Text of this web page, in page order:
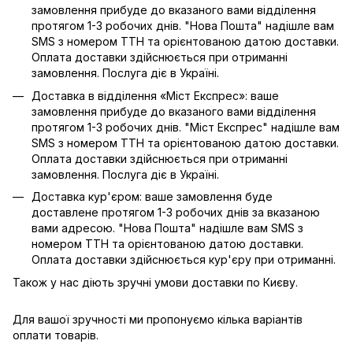
замовлення прибуде до вказаного вами відділення
протягом 1-3 робочих днів. "Нова Пошта" надішле вам
SMS з номером ТТН та орієнтованою датою доставки.
Оплата доставки здійснюється при отриманні
замовлення. Послуга діє в Україні.
Доставка в відділення «Міст Експрес»: ваше
замовлення прибуде до вказаного вами відділення
протягом 1-3 робочих днів. "Міст Експрес" надішле вам
SMS з номером ТТН та орієнтованою датою доставки.
Оплата доставки здійснюється при отриманні
замовлення. Послуга діє в Україні.
Доставка кур'єром: ваше замовлення буде
доставлене протягом 1-3 робочих днів за вказаною
вами адресою. "Нова Пошта" надішле вам SMS з
номером ТТН та орієнтованою датою доставки.
Оплата доставки здійснюється кур'єру при отриманні.
Також у нас діють зручні умови доставки по Києву.
Для вашої зручності ми пропонуємо кілька варіантів
оплати товарів.